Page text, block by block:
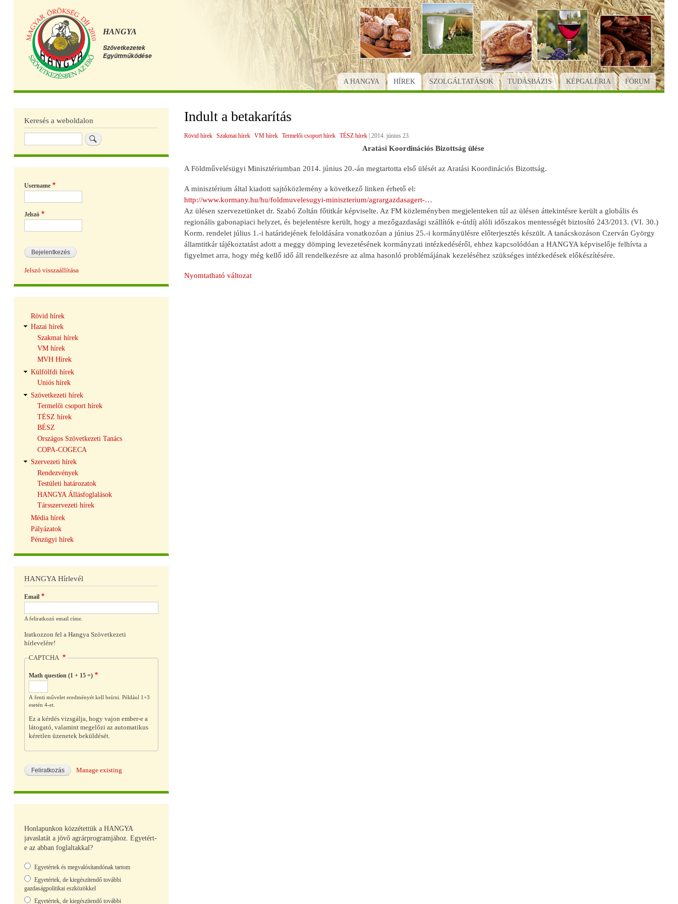
Ugrás
a
tartalomra
HANGYA
Szövetkezetek
Együttműködése
Főmenü
A HANGYA HÍREK SZOLGÁLTATÁSOK TUDÁSBÁZIS KÉPGALÉRIA FÓRUM
Indult a betakarítás
Rövid hírek Szakmai hírek VM hírek Termelői csoport hírek TÉSZ hírek 2014. június 23.
Aratási Koordinációs Bizottság ülése
A Földművelésügyi Minisztériumban 2014. június 20.-án megtartotta első ülését az Aratási Koordinációs Bizottság.
A minisztérium által kiadott sajtóközlemény a következő linken érhető el:
http://www.kormany.hu/hu/foldmuvelesugyi-miniszterium/agrargazdasagert-…
Az ülésen szervezetünket dr. Szabó Zoltán főtitkár képviselte. Az FM közleményben megjelenteken túl az ülésen áttekintésre került a globális és
regionális gabonapiaci helyzet, és bejelentésre került, hogy a mezőgazdasági szállítók e-útdíj alóli időszakos mentességét biztosító 243/2013. (VI. 30.)
Korm. rendelet július 1.-i határidejének feloldására vonatkozóan a június 25.-i kormányülésre előterjesztés készült. A tanácskozáson Czerván György
államtitkár tájékoztatást adott a meggy dömping levezetésének kormányzati intézkedéséről, ehhez kapcsolódóan a HANGYA képviselője felhívta a
figyelmet arra, hogy még kellő idő áll rendelkezésre az alma hasonló problémájának kezeléséhez szükséges intézkedések előkészítésére.
Nyomtatható változat
Keresés a weboldalon
Username
Jelszó
Jelszó visszaállítása
navigáció
Rövid hírek
Hazai hírek
Szakmai hírek
VM hírek
MVH Hírek
Külfölfdi hírek
Uniós hírek
Szövetkezeti hírek
Termelői csoport hírek
TÉSZ hírek
BÉSZ
Országos Szövetkezeti Tanács
COPA-COGECA
Szervezeti hírek
Rendezvények
Testületi határozatok
HANGYA Állásfoglalások
Társszervezeti hírek
Média hírek
Pályázatok
Pénzügyi hírek
HANGYA Hírlevél
Email
A feliratkozó email címe.
Iratkozzon fel a Hangya Szövetkezeti
hírlevelére!
CAPTCHA
Math question (1 + 15 =)
A fenti művelet eredményét kell beírni. Például 1+3
esetén 4-et.
Ez a kérdés vizsgálja, hogy vajon ember-e a
látogató, valamint megelőzi az automatikus
kéretlen üzenetek beküldését.
Manage existing
Honlapunkon közzétettük a HANGYA
javaslatát a jövő agrárprogramjához. Egyetért-
e az abban foglaltakkal?
Választások
Egyetértek és megvalósítandónak tartom
Egyetértek, de kiegészítendő további
gazdaságpolitikai eszközökkel
Egyetértek, de kiegészítendő további